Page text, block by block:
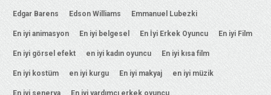
Edgar Barens Edson Williams Emmanuel Lubezki
En iyi animasyon En iyi belgesel En İyi Erkek Oyuncu En iyi Film
En iyi görsel efekt en iyi kadın oyuncu En iyi kısa film
En iyi kostüm en iyi kurgu En iyi makyaj en iyi müzik